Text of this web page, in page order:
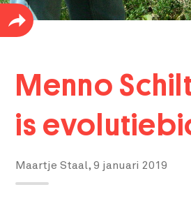
Menno
is
Maartje Staal,9 januari 2019